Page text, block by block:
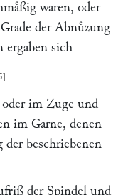
waren, oder
der Abnuͤzung
ergaben sich
im Zuge und
im Garne, denen
beschriebenen
der Spindel und